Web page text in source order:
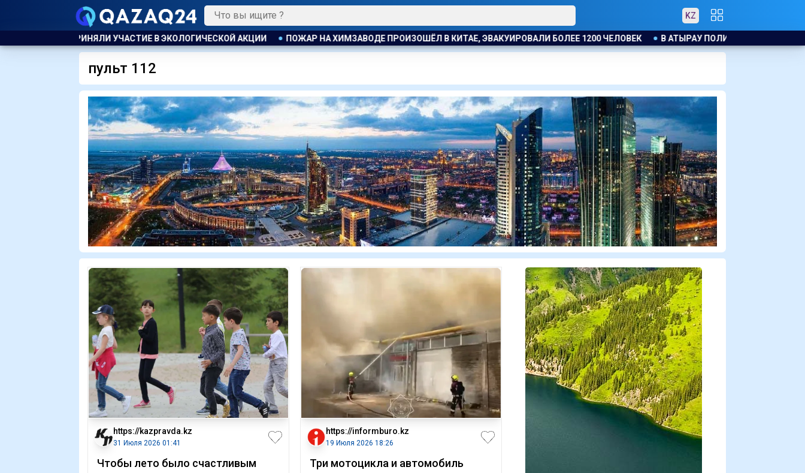
KZ
АКЦИИ ПОЖАР НА ХИМЗАВОДЕ ПРОИЗОШЁЛ В КИТАЕ, ЭВАКУИРОВАЛИ БОЛЕЕ 1200 ЧЕЛОВЕК В АТЫРАУ ПОЛИЦЕЙСКИЙ ЭВАКУИРОВАЛ ЖИТЕЛЕЙ ДОМА ПРИ ПОЖАРЕ
пульт 112
https://kazpravda.kz
31 Июля 2026 01:41
Чтобы лето было счастливым
https://informburo.kz
19 Июля 2026 18:26
Три мотоцикла и автомобиль